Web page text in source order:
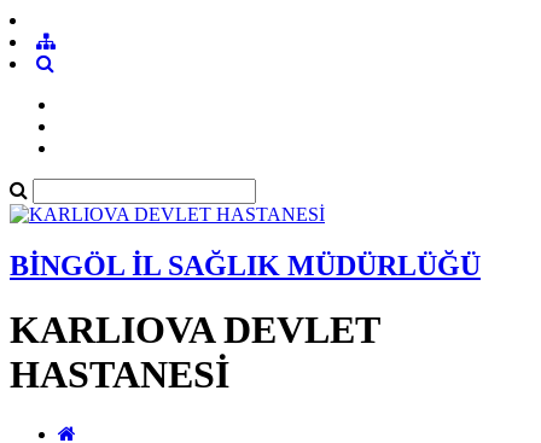
BİNGÖL İL SAĞLIK MÜDÜRLÜĞÜ
KARLIOVA DEVLET
HASTANESİ